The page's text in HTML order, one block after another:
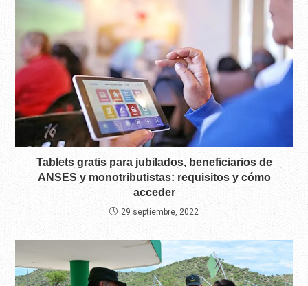
Tablets gratis para jubilados, beneficiarios de
ANSES y monotributistas: requisitos y cómo
acceder
29 septiembre, 2022